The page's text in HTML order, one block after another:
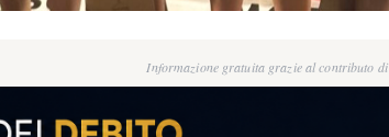
Informazione gratuita grazie al contributo di